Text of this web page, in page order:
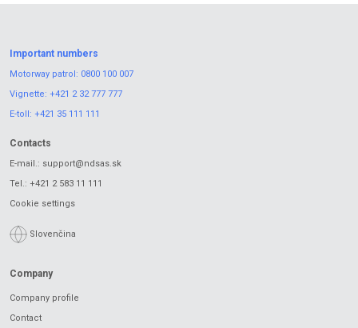
Important numbers
Motorway patrol: 0800 100 007
Vignette: +421 2 32 777 777
E-toll: +421 35 111 111
Contacts
E-mail.: support@ndsas.sk
Tel.: +421 2 583 11 111
Cookie settings
Slovenčina
Company
Company profile
Contact